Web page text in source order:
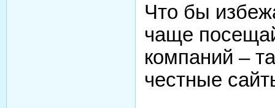
Что бы
чаще
компаний –
честные